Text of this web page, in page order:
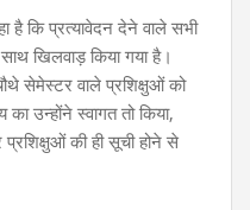
कि प्रत्यावेदन देने वाले सभी
खिलवाड़ किया गया है।
सेमेस्टर वाले प्रशिक्षुओं को
उन्होंने स्वागत तो किया,
की ही सूची होने से